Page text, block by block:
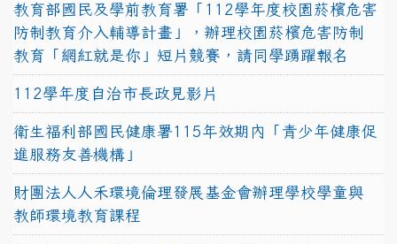
教育部國民及學前教育署「112學年度校園菸檳危害
防制教育介入輔導計畫」，辦理校園菸檳危害防制
教育「網紅就是你」短片競賽，請同學踴躍報名
112學年度自治市長政見影片
衛生福利部國民健康署115年效期內「青少年健康促
進服務友善機構」
財團法人人禾環境倫理發展基金會辦理學校學童與
教師環境教育課程